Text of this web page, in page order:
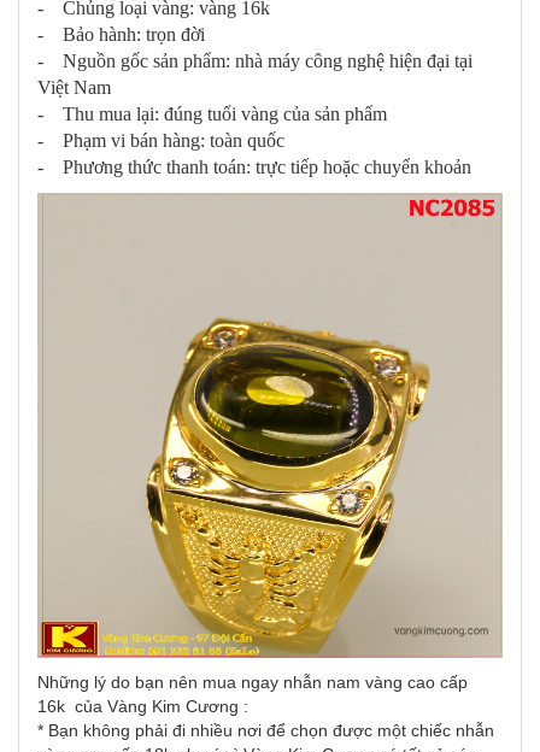
- Chủng loại vàng: vàng 16k
- Bảo hành: trọn đời
- Nguồn gốc sản phẩm: nhà máy công nghệ hiện đại tại
Việt Nam
- Thu mua lại: đúng tuổi vàng của sản phẩm
- Phạm vi bán hàng: toàn quốc
- Phương thức thanh toán: trực tiếp hoặc chuyển khoản
Những lý do bạn nên mua ngay nhẫn nam vàng cao cấp
16k của Vàng Kim Cương :
* Bạn không phải đi nhiều nơi để chọn được một chiếc nhẫn